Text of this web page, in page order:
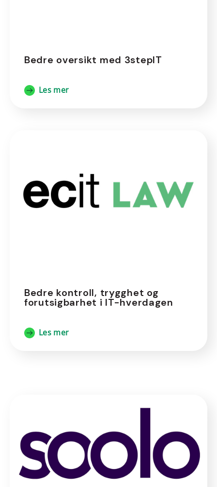
Bedre oversikt med 3stepIT
Les mer
Bedre kontroll, trygghet og
forutsigbarhet i IT-hverdagen
Les mer